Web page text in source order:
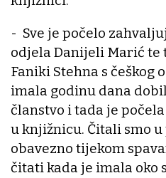
- Sve je počelo
odjela Danijeli Marić
Faniki Stehna s češkog
imala godinu dana
članstvo i tada je
u knjižnicu. Čitali smo
obavezno tijekom
čitati kada je imala oko